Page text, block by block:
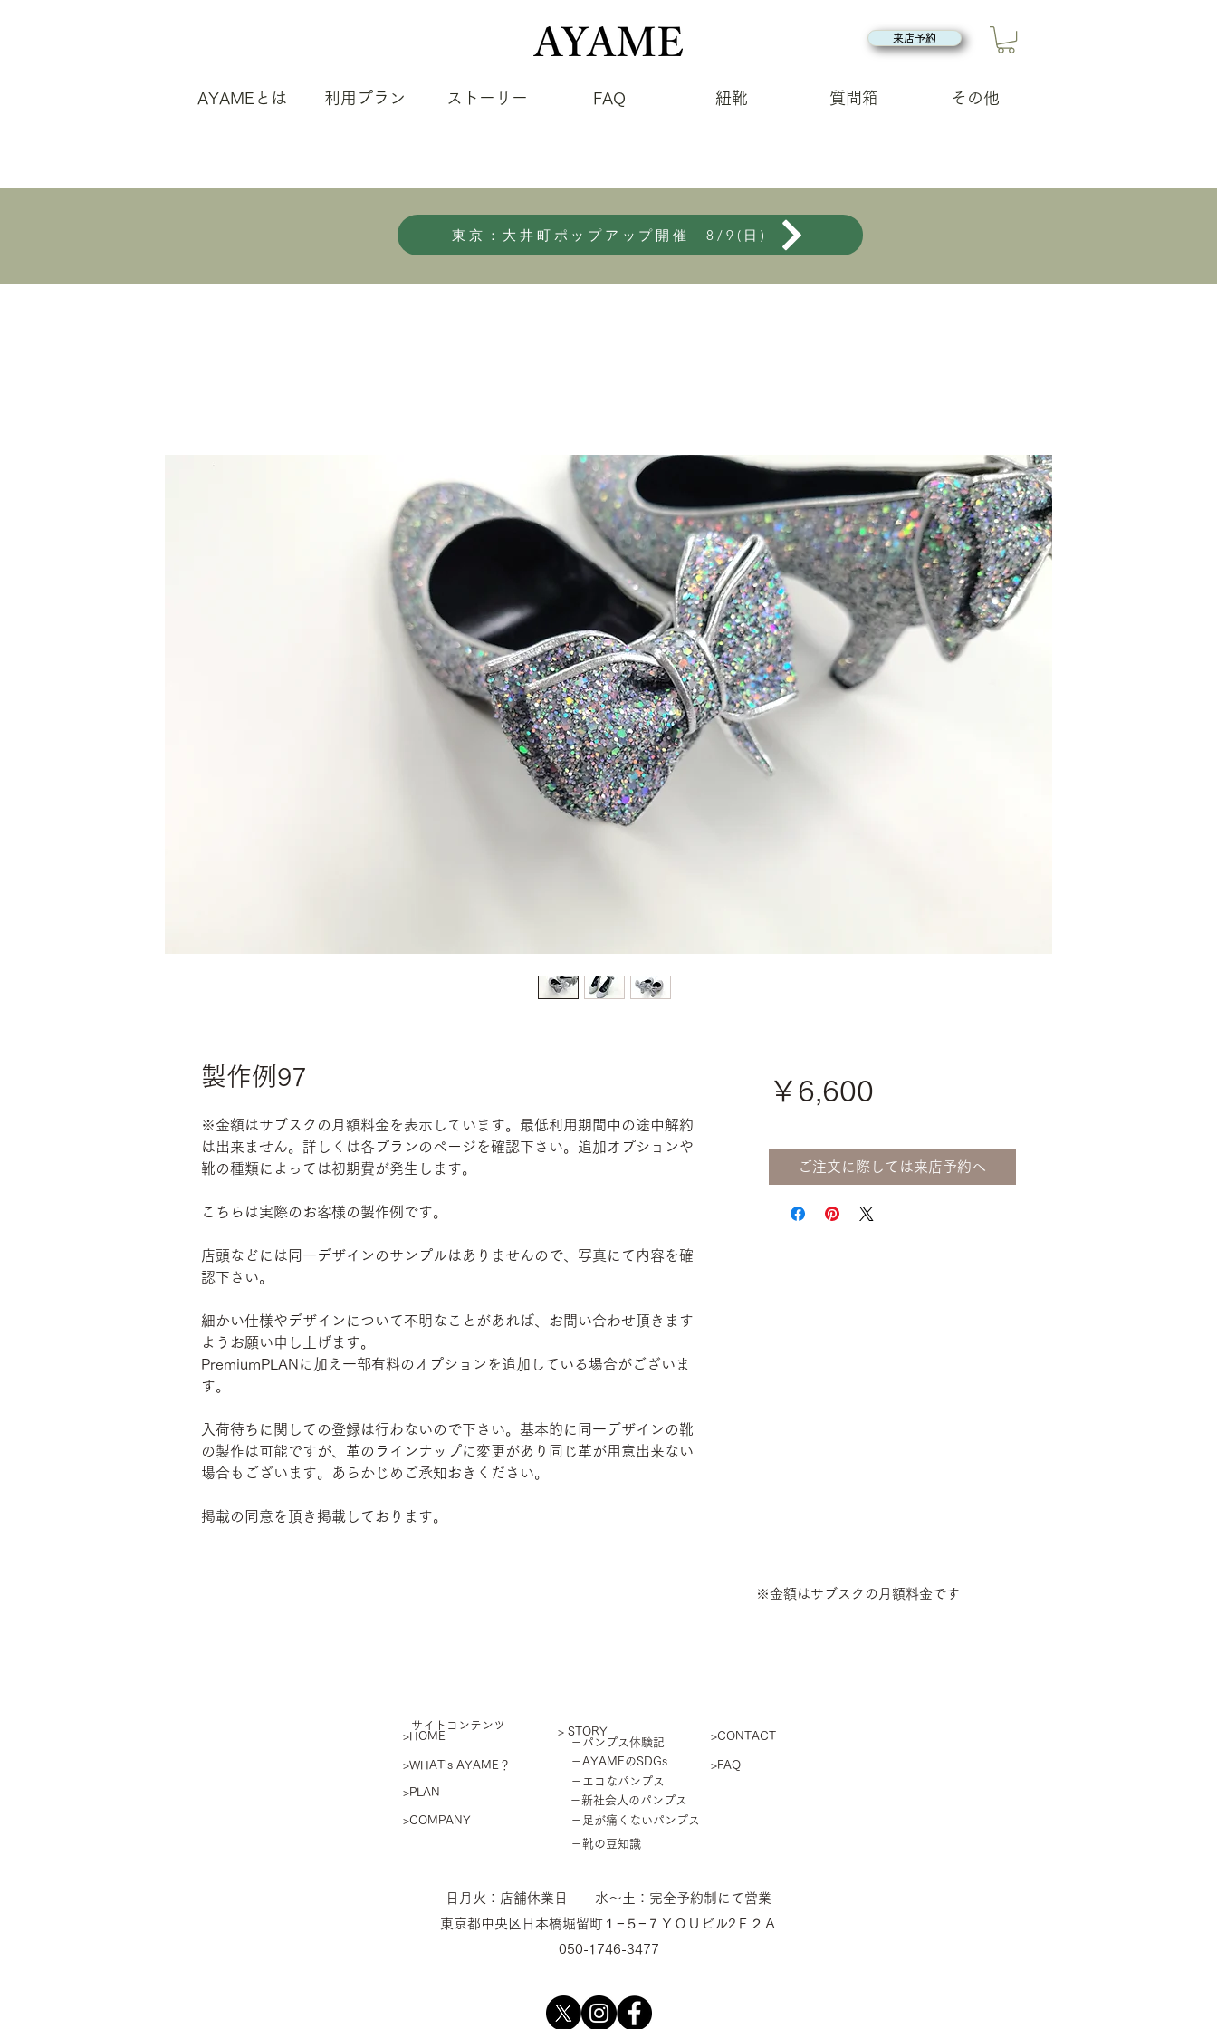
来店予約
AYAMEとは 利用プラン ストーリー FAQ 紐靴 質問箱 その他
東京：大井町ポップアップ開催 8/9(日)
製作例97
※金額はサブスクの月額料金を表示しています。最低利用期間中の途中解約
は出来ません。詳しくは各プランのページを確認下さい。追加オプションや
靴の種類によっては初期費が発生します。
こちらは実際のお客様の製作例です。
店頭などには同一デザインのサンプルはありませんので、写真にて内容を確
認下さい。
細かい仕様やデザインについて不明なことがあれば、お問い合わせ頂きます
ようお願い申し上げます。
PremiumPLANに加え一部有料のオプションを追加している場合がございま
す。
入荷待ちに関しての登録は行わないので下さい。基本的に同一デザインの靴
の製作は可能ですが、革のラインナップに変更があり同じ革が用意出来ない
場合もございます。あらかじめご承知おきください。
掲載の同意を頂き掲載しております。
￥6,600価
格
ご注文に際しては来店予約へ
※金額はサブスクの月額料金です
​- サイトコンテンツ
>HOME
>WHAT's AYAME？
>PLAN
>COMPANY
> STORY
－エコなパンプス
－新社会人のパンプス
－足が痛くないパンプス
－AYAMEのSDGs
－靴の豆知識
－パンプス体験記
>CONTACT
>FAQ
​日月火：店舗休業日 水〜土：完全予約制にて営業
東京都中央区日本橋堀留町１−５−７ＹＯＵビル2Ｆ２Ａ
050-1746-3477